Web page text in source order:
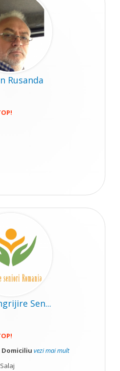
Rusanda
Sen...
vezi mai mult